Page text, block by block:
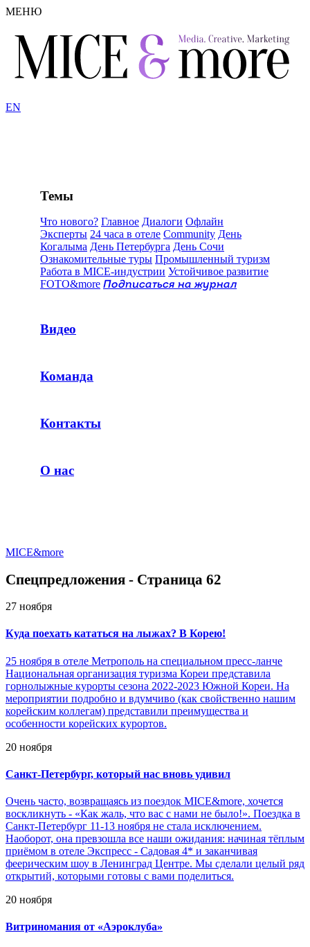
МЕНЮ
EN
Темы
Что нового? Главное Диалоги Офлайн
Эксперты 24 часа в отеле Community День
Когалыма День Петербурга День Сочи
Ознакомительные туры Промышленный туризм
Работа в MICE-индустрии Устойчивое развитие
FOTO&more Подписаться на журнал
Видео
Команда
Контакты
О нас
MICE&more
Спецпредложения - Страница 62
27 ноября
Куда поехать кататься на лыжах? В Корею!
25 ноября в отеле Метрополь на специальном пресс-ланче
Национальная организация туризма Кореи представила
горнолыжные курорты сезона 2022-2023 Южной Кореи. На
мероприятии подробно и вдумчиво (как свойственно нашим
корейским коллегам) представили преимущества и
особенности корейских курортов.
20 ноября
Санкт-Петербург, который нас вновь удивил
Очень часто, возвращаясь из поездок MICE&more, хочется
воскликнуть - «Как жаль, что вас с нами не было!». Поездка в
Санкт-Петербург 11-13 ноября не стала исключением.
Наоборот, она превзошла все наши ожидания: начиная тёплым
приёмом в отеле Экспресс - Садовая 4* и заканчивая
феерическим шоу в Ленинград Центре. Мы сделали целый ряд
открытий, которыми готовы с вами поделиться.
20 ноября
Витриномания от «Аэроклуба»